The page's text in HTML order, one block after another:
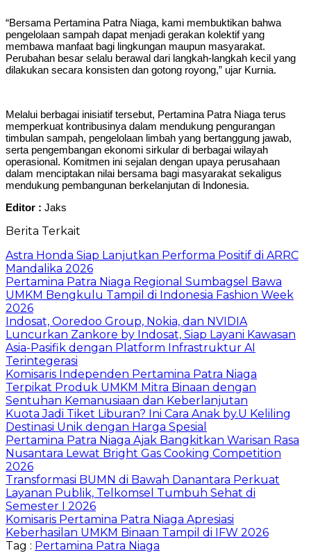
“Bersama Pertamina Patra Niaga, kami membuktikan bahwa
pengelolaan sampah dapat menjadi gerakan kolektif yang
membawa manfaat bagi lingkungan maupun masyarakat.
Perubahan besar selalu berawal dari langkah-langkah kecil yang
dilakukan secara konsisten dan gotong royong,” ujar Kurnia.
Melalui berbagai inisiatif tersebut, Pertamina Patra Niaga terus
memperkuat kontribusinya dalam mendukung pengurangan
timbulan sampah, pengelolaan limbah yang bertanggung jawab,
serta pengembangan ekonomi sirkular di berbagai wilayah
operasional. Komitmen ini sejalan dengan upaya perusahaan
dalam menciptakan nilai bersama bagi masyarakat sekaligus
mendukung pembangunan berkelanjutan di Indonesia.
Editor : Jaks
Berita Terkait
Astra Honda Siap Lanjutkan Performa Positif di ARRC
Mandalika 2026
Pertamina Patra Niaga Regional Sumbagsel Bawa
UMKM Bengkulu Tampil di Indonesia Fashion Week
2026
Indosat, Ooredoo Group, Nokia, dan NVIDIA
Luncurkan Zankore by Indosat, Siap Layani Kawasan
Asia-Pasifik dengan Platform Infrastruktur AI
Terintegerasi
Komisaris Independen Pertamina Patra Niaga
Terpikat Produk UMKM Mitra Binaan dengan
Sentuhan Kemanusiaan dan Keberlanjutan
Kuota Jadi Tiket Liburan? Ini Cara Anak by.U Keliling
Destinasi Unik dengan Harga Spesial
Pertamina Patra Niaga Ajak Bangkitkan Warisan Rasa
Nusantara Lewat Bright Gas Cooking Competition
2026
Transformasi BUMN di Bawah Danantara Perkuat
Layanan Publik, Telkomsel Tumbuh Sehat di
Semester I 2026
Komisaris Pertamina Patra Niaga Apresiasi
Keberhasilan UMKM Binaan Tampil di IFW 2026
Tag : Pertamina Patra Niaga